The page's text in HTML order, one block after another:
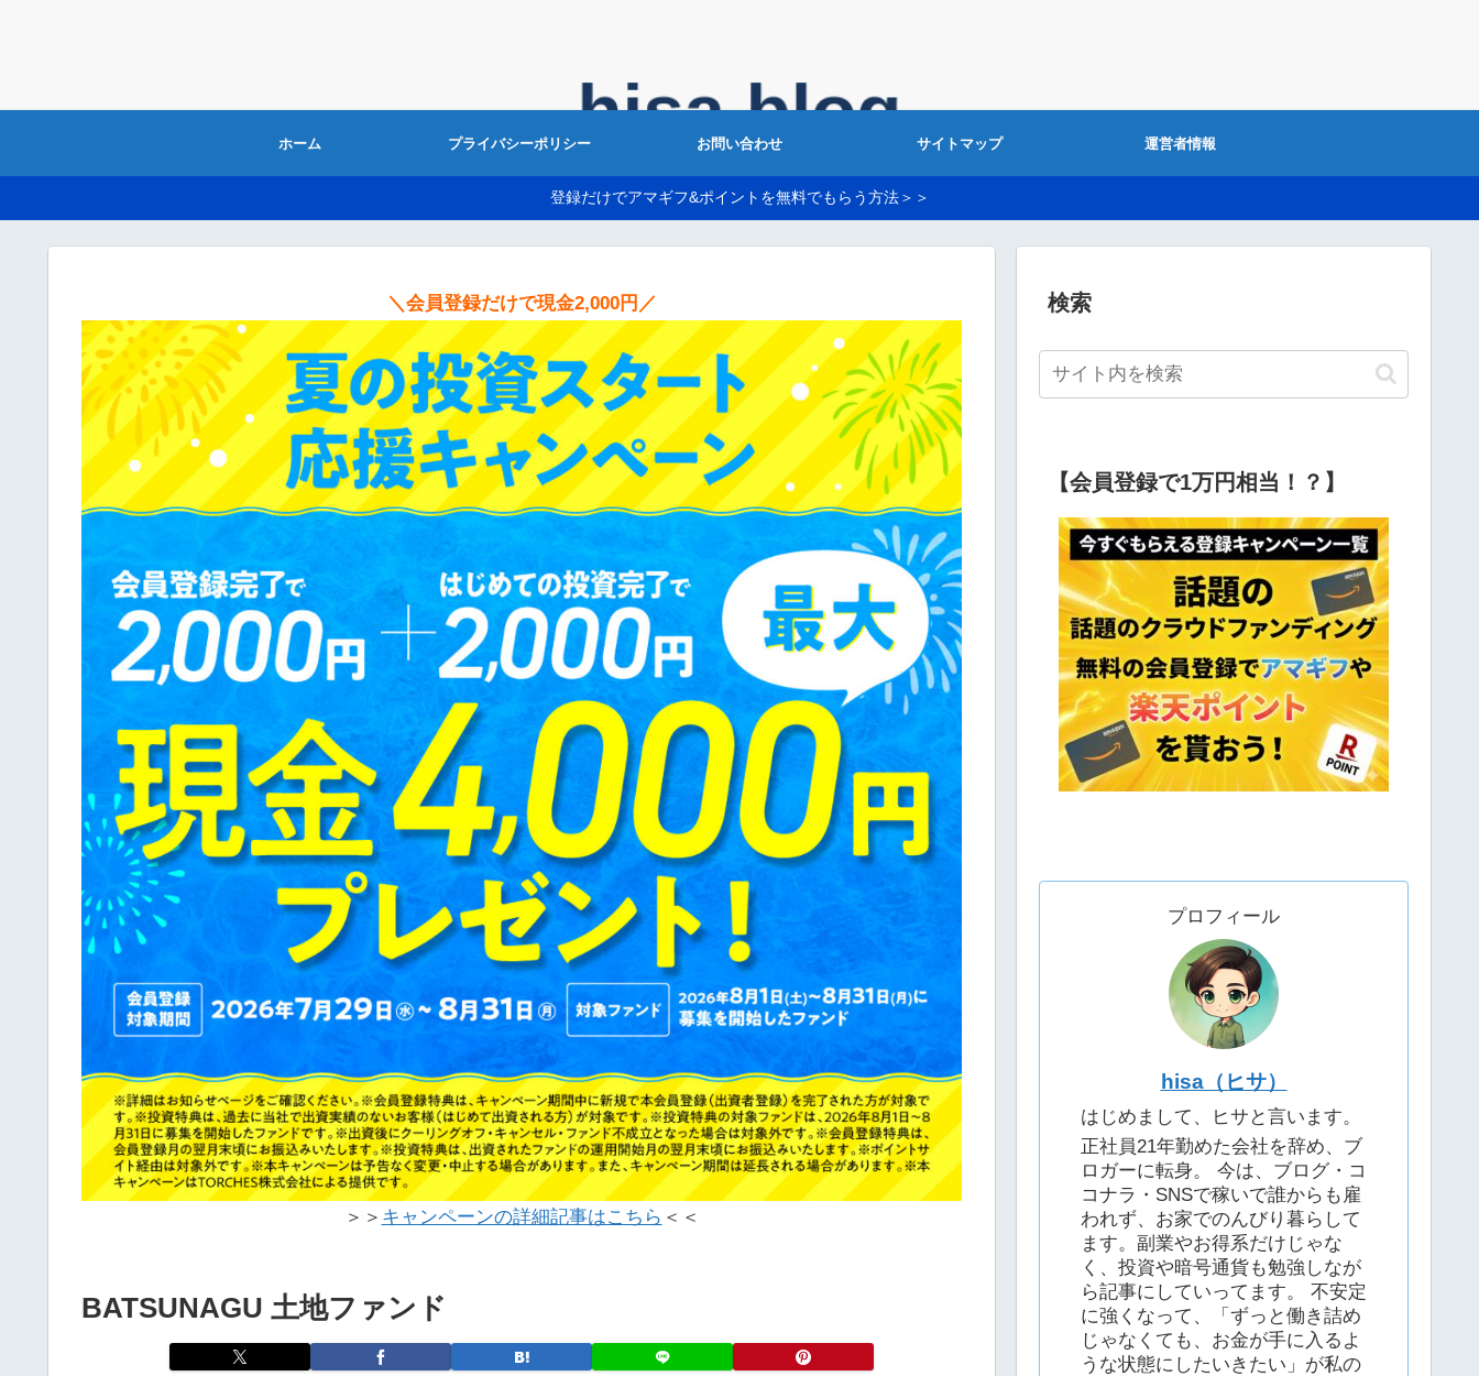
ホーム プライバシーポリシー お問い合わせ サイトマップ 運営者情報
登録だけでアマギフ&ポイントを無料でもらう方法＞＞
＼会員登録だけで現金2,000円／
＞＞ キャンペーンの詳細記事はこちら ＜＜
BATSUNAGU 土地ファンド
検索
【会員登録で1万円相当！？】
プロフィール
hisa（ヒサ）
はじめまして、ヒサと言います。
正社員21年勤めた会社を辞め、ブ
ロガーに転身。 今は、ブログ・コ
コナラ・SNSで稼いで誰からも雇
われず、お家でのんびり暮らして
ます。副業やお得系だけじゃな
く、投資や暗号通貨も勉強しなが
ら記事にしていってます。 不安定
に強くなって、「ずっと働き詰め
じゃなくても、お金が手に入るよ
うな状態にしたいきたい」が私の